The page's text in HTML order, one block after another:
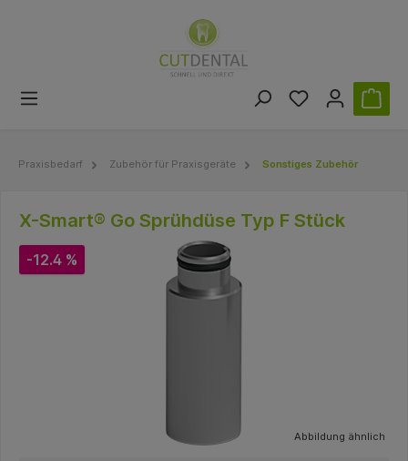
Praxisbedarf Zubehör für Praxisgeräte Sonstiges Zubehör
X-Smart® Go Sprühdüse Typ F Stück
-12.4 %
Abbildung ähnlich